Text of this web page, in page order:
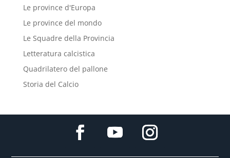
Le province d'Europa
Le province del mondo
Le Squadre della Provincia
Letteratura calcistica
Quadrilatero del pallone
Storia del Calcio